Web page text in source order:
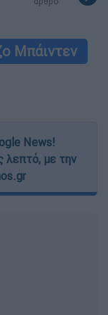
Μπάιντεν
News!
λεπτό, με την